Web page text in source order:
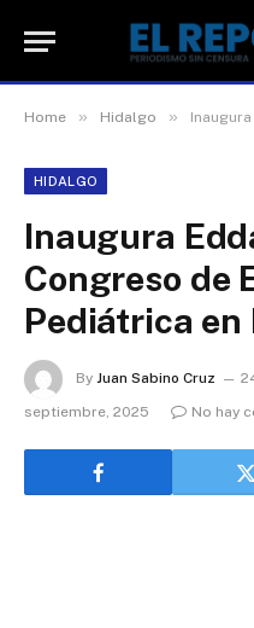
Home » Hidalgo » Inaugura Edda
HIDALGO
Inaugura
Congreso de
Pediátrica
By Juan Sabino Cruz
septiembre, 2025
No hay